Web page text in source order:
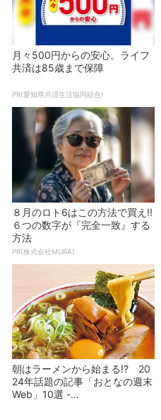
月々500円からの安心。ライフ
共済は85歳まで保障
PR(愛知県共済生活協同組合)
８月のロト6はこの方法で買え!!
６つの数字が『完全一致』する
方法
PR(株式会社MURA)
朝はラーメンから始まる!? 20
24年話題の記事「おとなの週末
Web」10選 -...